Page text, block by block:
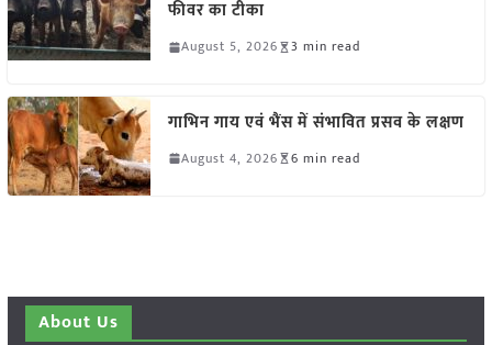
फीवर का टीका
August 5, 2026 3 min read
गाभिन गाय एवं भैंस में संभावित प्रसव के लक्षण
August 4, 2026 6 min read
About Us